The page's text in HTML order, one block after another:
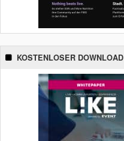
KOSTENLOSER DOWNLOAD